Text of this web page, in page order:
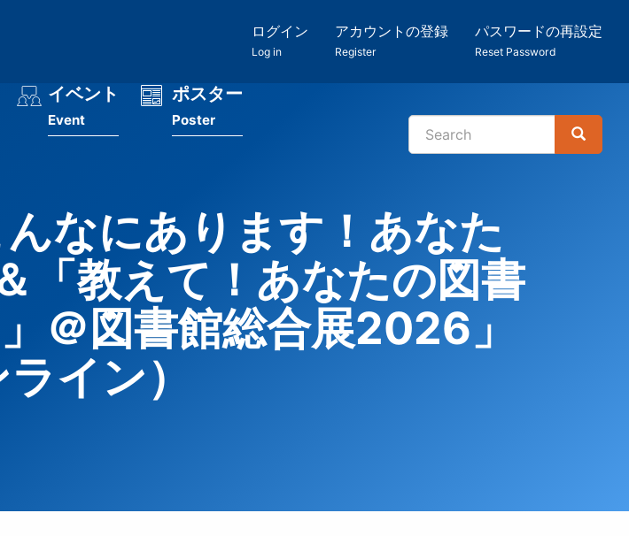
ログイン
Log in
アカウントの登録
Register
パスワードの再設定
Reset Password
イベント
Event
ポスター
Poster
検
Search
Search
なにあります！あなた
「教えて！あなたの図書
＠図書館総合展2026」
ライン）